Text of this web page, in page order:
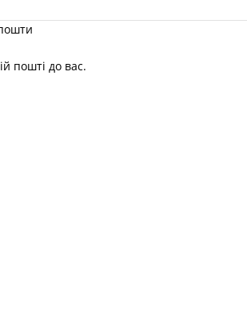
пошті до вас.